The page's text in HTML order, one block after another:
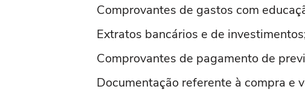
Comprovantes de gastos com
Extratos bancários e de
Comprovantes de pagamento de
Documentação referente à compra e